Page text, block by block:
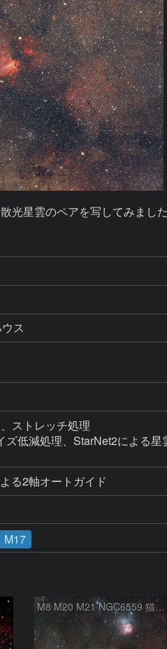
星雲のペアを写してみました
ス
ストレッチ処理
低減処理、StarNet2による星
る2軸オートガイド
M17
M8 M20 M21 NGC6559 猫の手星雲 いて座